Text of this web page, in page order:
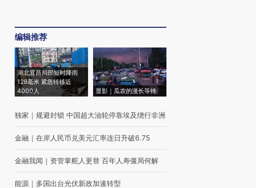
编辑推荐
湖北宜昌局部短时降雨
128毫米 紧急转移近
4000人
显影｜瓜农的漫长等待
独家 ｜ 规避封锁 中国超大油轮停靠埃及绕行非洲
金融 ｜ 在岸人民币兑美元汇率连日升破6.75
金融我闻 ｜ 资管掌舵人更替 百年人寿僵局何解
能源 ｜ 多国出台光伏新政加速转型